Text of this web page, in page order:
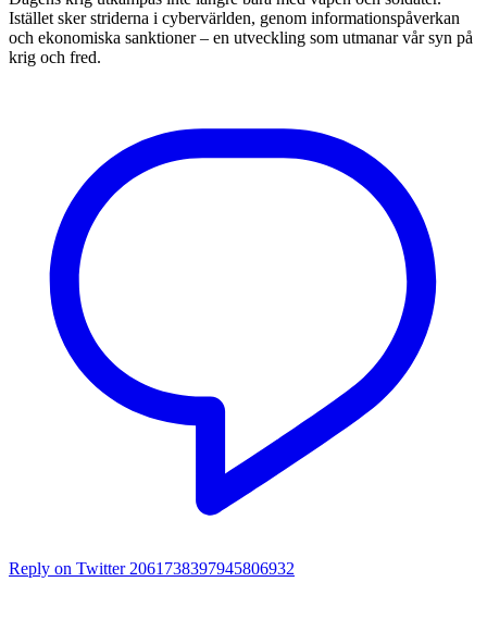
Istället sker striderna i cybervärlden, genom informationspåverkan
och ekonomiska sanktioner – en utveckling som utmanar vår syn på
krig och fred.
Reply on Twitter 2061738397945806932